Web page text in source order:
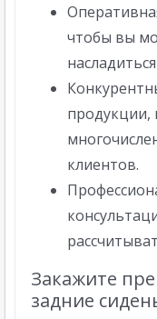
чтобы вы
продукции,
клиентов.
Закажите
задние